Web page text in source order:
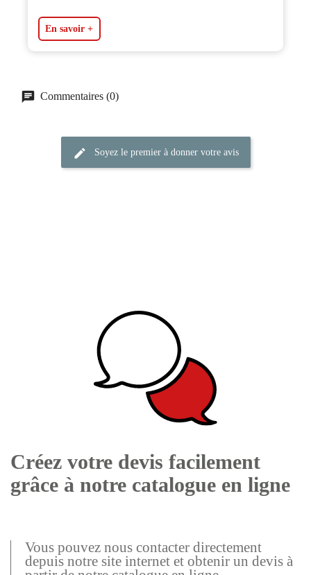
En savoir +
Commentaires (0)
Soyez le premier à donner votre avis
Créez votre devis facilement
grâce à notre catalogue en ligne
Vous pouvez nous contacter directement
depuis notre site internet et obtenir un devis à